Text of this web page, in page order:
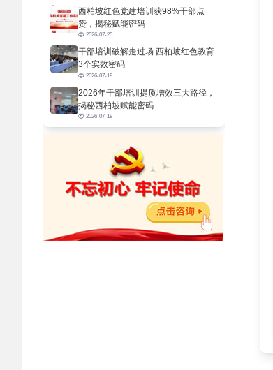
西柏坡红色党建培训获98%干部点
赞，揭秘赋能密码
2026-07-20
干部培训破解走过场 西柏坡红色教育
3个实效密码
2026-07-19
2026年干部培训提质增效三大路径，
揭秘西柏坡赋能密码
2026-07-18